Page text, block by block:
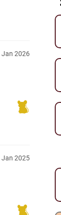
Jan 2026
Jan 2025